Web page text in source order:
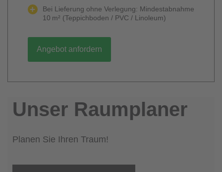
Bei Lieferung ohne Verlegung: Mindestabnahme
10 m² (Teppichboden / PVC / Linoleum)
Angebot anfordern
Unser Raumplaner
Planen Sie Ihren Traum!